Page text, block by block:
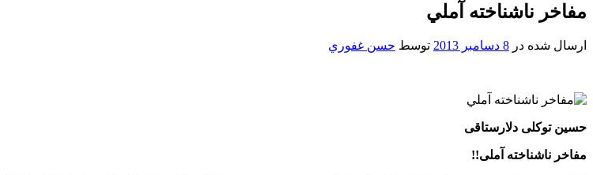
مفاخر ناشناخته آملي
ارسال شده در 8 دسامبر 2013 توسط حسن غفوري
حسین توکلی دلارستاقی
مفاخر ناشناخته آملی!!